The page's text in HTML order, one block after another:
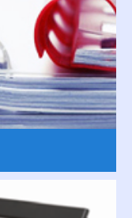
und
die am besten